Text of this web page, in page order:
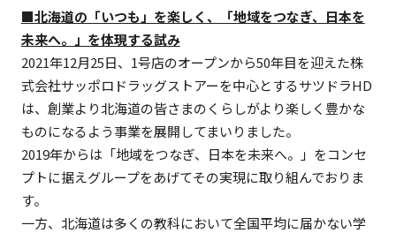
■北海道の「いつも」を楽しく、「地域をつなぎ、日本を
未来へ。」を体現する試み
2021年12月25日、1号店のオープンから50年目を迎えた株
式会社サッポロドラッグストアーを中心とするサツドラHD
は、創業より北海道の皆さまのくらしがより楽しく豊かな
ものになるよう事業を展開してまいりました。
2019年からは「地域をつなぎ、日本を未来へ。」をコンセ
プトに据えグループをあげてその実現に取り組んでおりま
す。
一方、北海道は多くの教科において全国平均に届かない学